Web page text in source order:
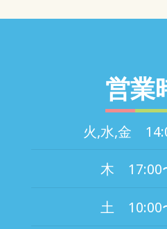
営業
火,水,金
木 17:00
土 10:00